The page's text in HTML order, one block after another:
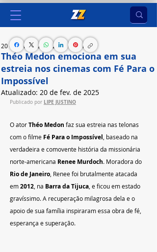
Théo Medon emociona em sua
estreia nos cinemas com Fé Para o
Impossível
20 de fev. de 2025 2 min de leitura
Atualizado: 20 de fev. de 2025
Publicado por LIPE JUSTINO
O ator Théo Medon faz sua estreia nas telonas
com o filme Fé Para o Impossível , baseado na
verdadeira e comovente história da missionária
norte-americana Renee Murdoch. Moradora do
Rio de Janeiro , Renee foi brutalmente atacada
em 2012 , na Barra da Tijuca , e ficou em estado
gravíssimo. A recuperação milagrosa dela e o
apoio de sua família inspiraram essa obra de fé,
esperança e superação.